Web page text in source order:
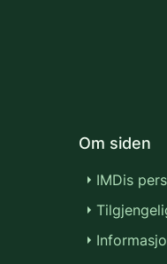
Om siden
IMDis